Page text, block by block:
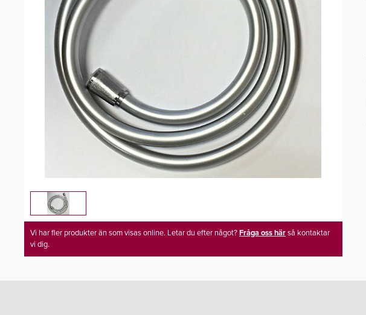
Vi har fler produkter än som visas online. Letar du efter något?Fråga oss härså kontaktar
vi dig.